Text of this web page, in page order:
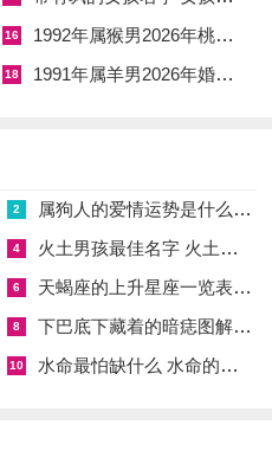
“龙德”“福德”时主长远发展；
命主因忽略风水布局，而开业
月份开业大吉日】相关文章：
12月安葬吉日一览表
16 1992年属猴男2026年桃花运 1992年属猴男2026年感情运如何
18 1991年属羊男2026年婚姻运势 1991年属羊男2026年感情运如何
2 属狗人的爱情运势是什么意思 属狗的人爱情观
4 火土男孩最佳名字 火土属性的字男孩名字有哪些
6 天蝎座的上升星座一览表 天蝎座的上升星座查询
8 下巴底下藏着的暗痣图解 下巴尖底下有痣代表什么
10 水命最怕缺什么 水命的人忌什么